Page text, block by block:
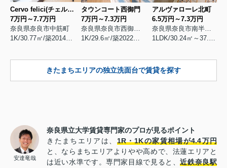
Cervo felici(チェルヴォフェリーチ)
7万円～7.7万円
奈良県奈良市中筋町
1K/30.77㎡/築2014年2月
タウンコート西御門
7万円～7.3万円
奈良県奈良市西御門町
1K/29.6㎡/築2022年3月
アルヴァローレ北町
6.5万円～7.3万円
奈良県奈良市南半田東町
1LDK/30.24㎡～37.8㎡/築2022年3月
きたまちエリアの独立洗面台で賃貸を探す
安達竜哉
奈良県立大学賃貸専門家のプロが見るポイント
きたまちエリアは、 1R・1Kの家賃相場が4.4万円
と、ならまちエリアよりやや高めで、法蓮エリアと
は近い水準です。専門家目線で見ると、近鉄奈良駅